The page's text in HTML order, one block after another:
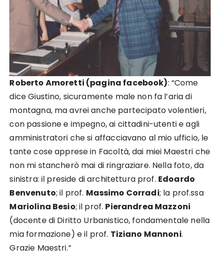
Roberto Amoretti (pagina facebook): “Come
dice Giustino, sicuramente male non fa l’aria di
montagna, ma avrei anche partecipato volentieri,
con passione e impegno, ai cittadini-utenti e agli
amministratori che si affacciavano al mio ufficio, le
tante cose apprese in Facoltà, dai miei Maestri che
non mi stancherò mai di ringraziare. Nella foto, da
sinistra: il preside di architettura prof. Edoardo
Benvenuto; il prof. Massimo Corradi; la prof.ssa
Mariolina Besio; il prof. Pierandrea Mazzoni
(docente di Diritto Urbanistico, fondamentale nella
mia formazione) e il prof. Tiziano Mannoni.
Grazie Maestri.”